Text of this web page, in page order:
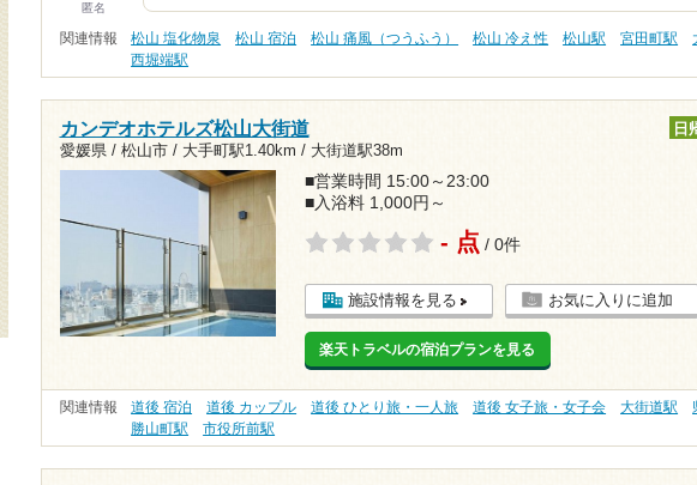
匿名
関連情報 松山 塩化物泉 松山 宿泊 松山 痛風（つうふう） 松山 冷え性 松山駅 宮田町駅
西堀端駅
カンデオホテルズ松山大街道
愛媛県 / 松山市 / 大手町駅1.40km / 大街道駅38m
日
■営業時間 15:00～23:00
■入浴料 1,000円～
- 点 / 0件
施設情報を見る お気に入りに追加
楽天トラベルの宿泊プランを見る
関連情報 道後 宿泊 道後 カップル 道後 ひとり旅・一人旅 道後 女子旅・女子会 大街道駅
勝山町駅
市役所前駅